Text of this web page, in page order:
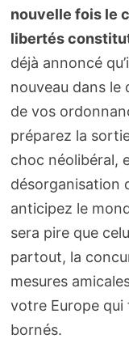
nouvelle fois le
libertés
déjà annoncé
nouveau dans le
de vos
préparez la
choc néolibéral,
désorganisation
anticipez le
sera pire que
partout, la
mesures
votre Europe qui
bornés.